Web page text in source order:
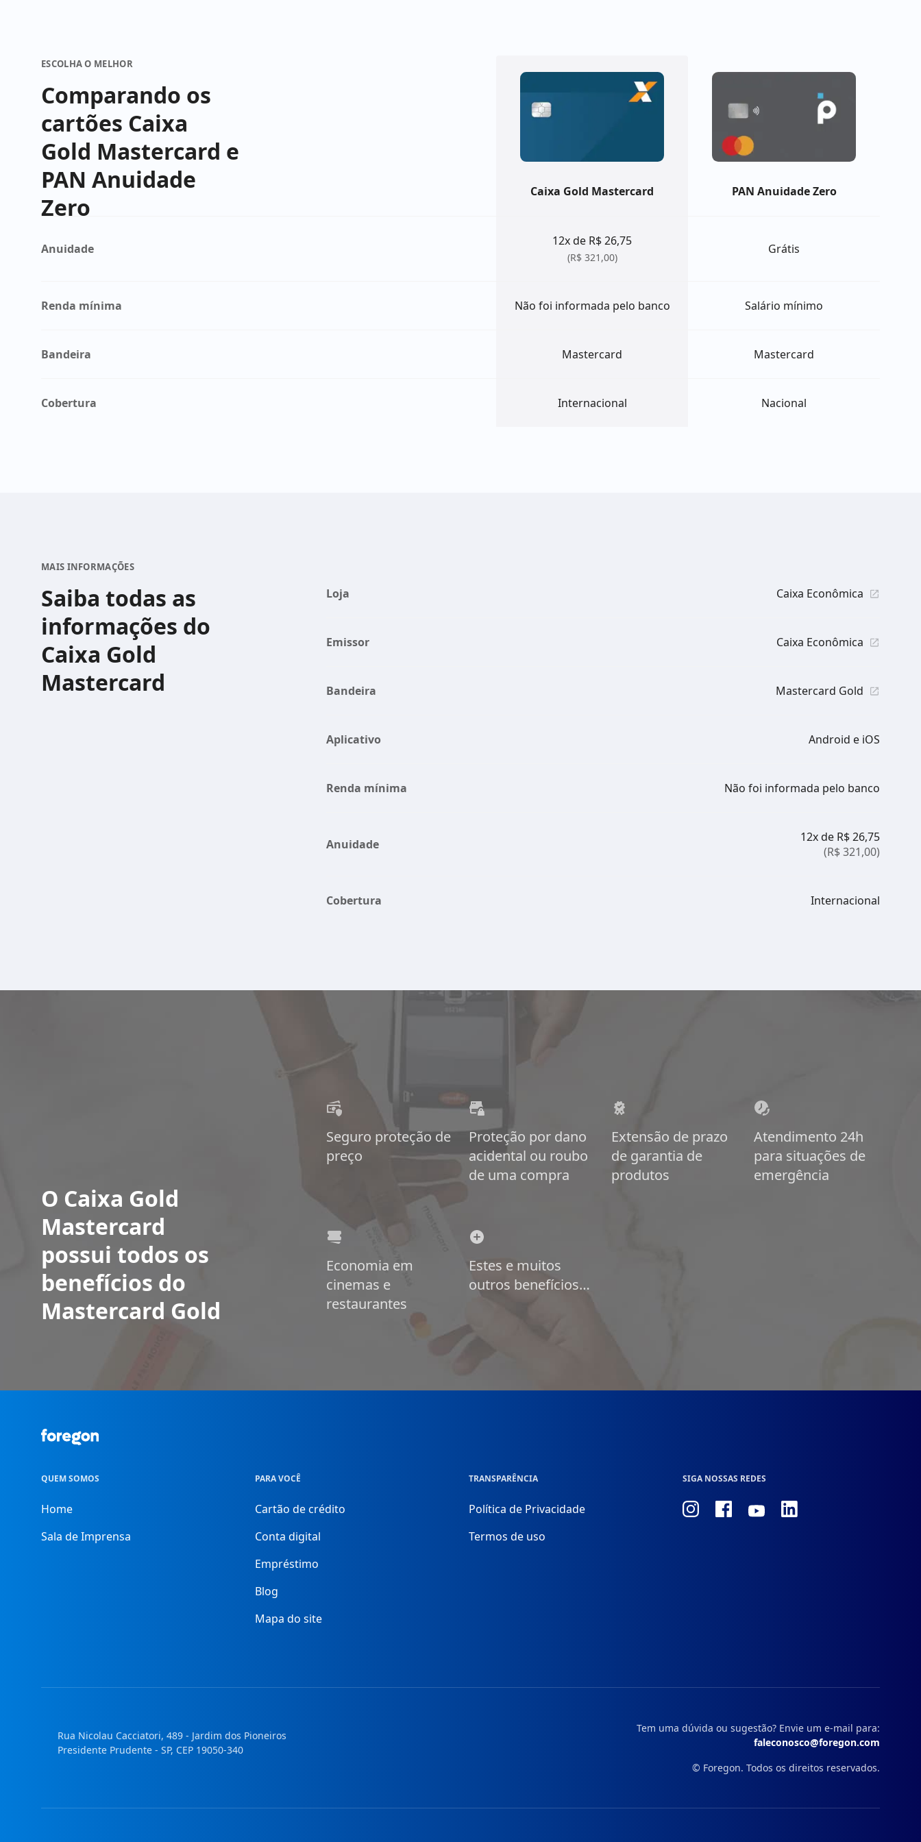
ESCOLHA O MELHOR
Comparando os
cartões Caixa
Gold Mastercard e
PAN Anuidade
Zero
Caixa Gold Mastercard PAN Anuidade Zero
Anuidade
12x de R$ 26,75
(R$ 321,00)
Grátis
Renda mínima Não foi informada pelo banco Salário mínimo
Bandeira Mastercard Mastercard
Cobertura Internacional Nacional
MAIS INFORMAÇÕES
Saiba todas as
informações do
Caixa Gold
Mastercard
Loja Caixa Econômica
Emissor Caixa Econômica
Bandeira Mastercard Gold
Aplicativo Android e iOS
Renda mínima Não foi informada pelo banco
Anuidade
12x de R$ 26,75
(R$ 321,00)
Cobertura Internacional
O Caixa Gold
Mastercard
possui todos os
benefícios do
Mastercard Gold
Seguro proteção de
preço
Proteção por dano
acidental ou roubo
de uma compra
Extensão de prazo
de garantia de
produtos
Atendimento 24h
para situações de
emergência
Economia em
cinemas e
restaurantes
Estes e muitos
outros benefícios…
Foregon.com
QUEM SOMOS
Home
Sala de Imprensa
PARA VOCÊ
Cartão de crédito
Conta digital
Empréstimo
Blog
Mapa do site
TRANSPARÊNCIA
Política de Privacidade
Termos de uso
SIGA NOSSAS REDES
ConheçaConheçaConheçaConheça
Rua Nicolau Cacciatori, 489 - Jardim dos Pioneiros
Presidente Prudente - SP, CEP 19050-340
Tem uma dúvida ou sugestão? Envie um e-mail para:
faleconosco@foregon.com
© Foregon. Todos os direitos reservados.